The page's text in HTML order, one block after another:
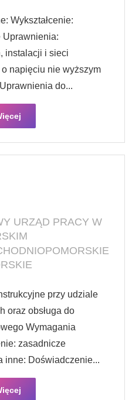
Wykształcenie:
Uprawnienia:
instalacji i sieci
napięciu nie wyższym
do...
URZĄD PRACY W
przy udziale
oraz obsługa do
Wymagania
zasadnicze
inne: Doświadczenie...